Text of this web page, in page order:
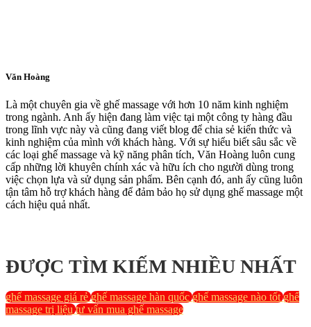
Văn Hoàng
Là một chuyên gia về ghế massage với hơn 10 năm kinh nghiệm
trong ngành. Anh ấy hiện đang làm việc tại một công ty hàng đầu
trong lĩnh vực này và cũng đang viết blog để chia sẻ kiến thức và
kinh nghiệm của mình với khách hàng. Với sự hiểu biết sâu sắc về
các loại ghế massage và kỹ năng phân tích, Văn Hoàng luôn cung
cấp những lời khuyên chính xác và hữu ích cho người dùng trong
việc chọn lựa và sử dụng sản phẩm. Bên cạnh đó, anh ấy cũng luôn
tận tâm hỗ trợ khách hàng để đảm bảo họ sử dụng ghế massage một
cách hiệu quả nhất.
ĐƯỢC TÌM KIẾM NHIỀU NHẤT
ghế massage giá rẻ ghế massage hàn quốc ghế massage nào tốt ghế
massage trị liệu tư vấn mua ghế massage